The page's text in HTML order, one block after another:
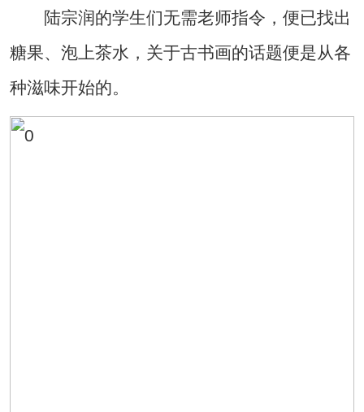
陆宗润的学生们无需老师指令，便已找出
糖果、泡上茶水，关于古书画的话题便是从各
种滋味开始的。